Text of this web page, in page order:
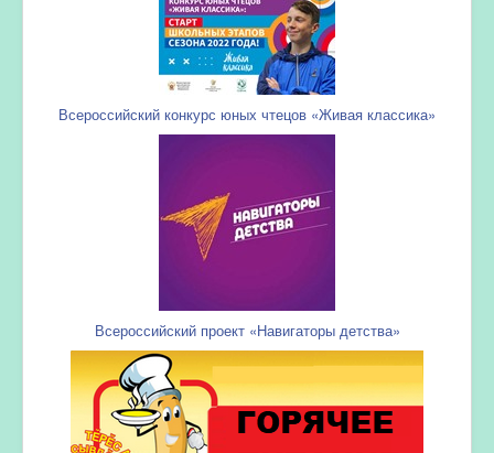
Всероссийский конкурс юных чтецов «Живая классика»
Всероссийский проект «Навигаторы детства»